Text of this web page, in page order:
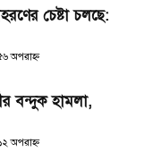
চেষ্টা চলছে:
অপরাহ্ণ
বন্দুক হামলা,
অপরাহ্ণ